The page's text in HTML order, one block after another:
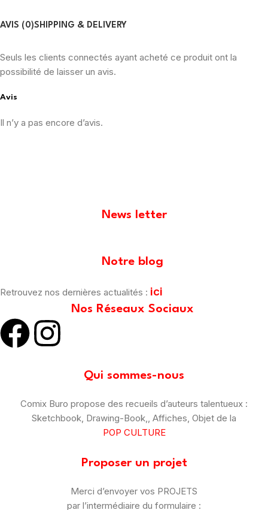
AVIS (0)SHIPPING & DELIVERY
Avis
Il n’y a pas encore d’avis.
Seuls les clients connectés ayant acheté ce produit ont la
possibilité de laisser un avis.
News letter
Notre blog
Retrouvez nos dernières actualités : ici
Nos Réseaux Sociaux
Qui sommes-nous
Comix Buro propose des recueils d’auteurs talentueux :
Sketchbook, Drawing-Book,, Affiches, Objet de la
POP CULTURE
Proposer un projet
Merci d’envoyer vos PROJETS
par l’intermédiaire du formulaire :